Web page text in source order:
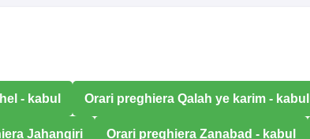
- kabul Orari preghiera Qalah ye karim - kabul
Jahangiri Orari preghiera Zanabad - kabul